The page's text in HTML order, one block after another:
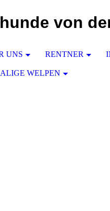
von
UNS RENTNER
WELPEN